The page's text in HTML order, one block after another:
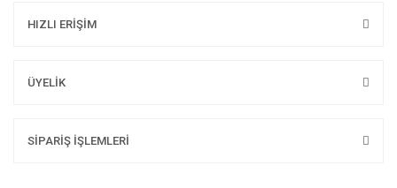
HIZLI ERİŞİM
ÜYELİK
SİPARİŞ İŞLEMLERİ